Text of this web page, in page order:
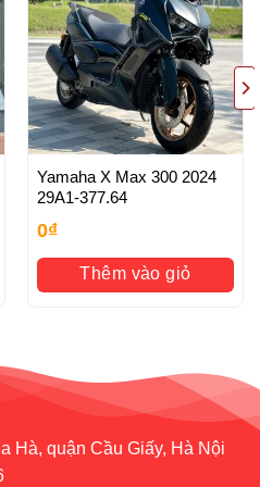
hàng đầu tại Hà Nội, Bảo
, Đồ Zin theo xe
xe cửa hàng sau Mua Bán
Yamaha X Max 300 2024
29A1-377.64
0₫
Thêm vào giỏ
Hà, quận Cầu Giấy, Hà Nội